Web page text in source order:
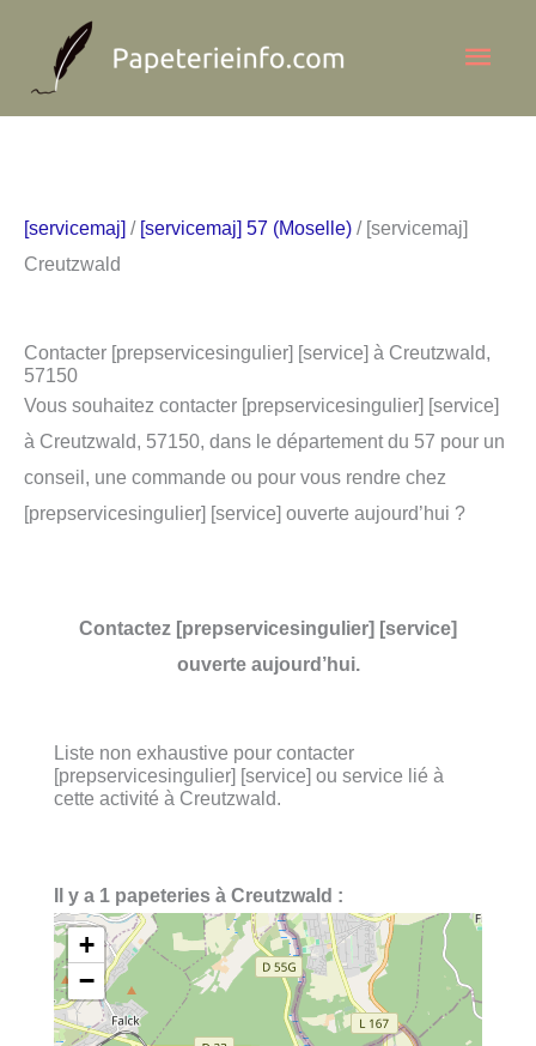
contenu
[servicemaj] / [servicemaj] 57 (Moselle) / [servicemaj]
Creutzwald
Contacter [prepservicesingulier] [service] à Creutzwald,
57150
Vous souhaitez contacter [prepservicesingulier] [service]
à Creutzwald, 57150, dans le département du 57 pour un
conseil, une commande ou pour vous rendre chez
[prepservicesingulier] [service] ouverte aujourd’hui ?
Contactez [prepservicesingulier] [service]
ouverte aujourd’hui.
Liste non exhaustive pour contacter
[prepservicesingulier] [service] ou service lié à
cette activité à Creutzwald.
Il y a 1 papeteries à Creutzwald :
+
−